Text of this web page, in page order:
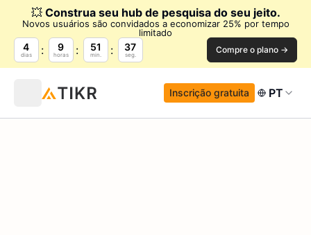
💥 Construa seu hub de pesquisa do seu jeito.
Novos usuários são convidados a economizar 25% por tempo
limitado
4
dias
9
horas
51
min.
36
seg. Compre o plano →
Inscrição gratuita PT